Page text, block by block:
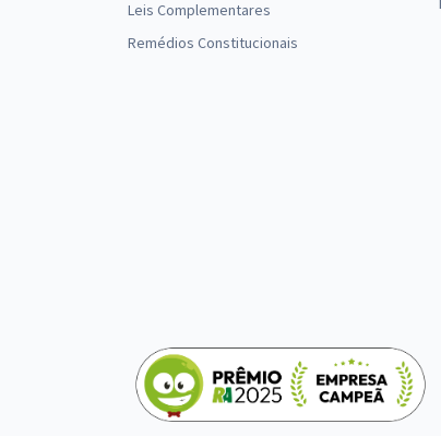
Leis Complementares
Remédios Constitucionais